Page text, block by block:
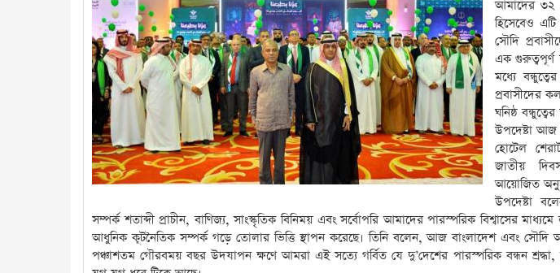
আমাদের ৩২
হিসেবেও
সৌদি
এক গুরুত্বপূর্ণ
মধ্যে
প্রবাসীদের
ঘনিষ্ঠ
উপদেষ্টা আজ
হোটেল
জাতীয়
আয়োজিত
উপদেষ্টা
সম্পর্ক শতাব্দী প্রাচীন, বাণিজ্য, সাংস্কৃতিক বিনিময় এবং সর্বোপরি আমাদের পারস্পরিক বিশ্বাসের
আধুনিক কূটনৈতিক সম্পর্ক গড়ে তোলার ভিত্তি স্থাপন করেছে। তিনি বলেন, আজ বাংলাদেশ এবং সৌদি
পঞ্চাশতম গৌরবময় বছর উদযাপন ক্ষণে আমরা এই সত্যে গর্বিত যে দু’দেশের পারস্পরিক বন্ধন শ্রদ্ধা,